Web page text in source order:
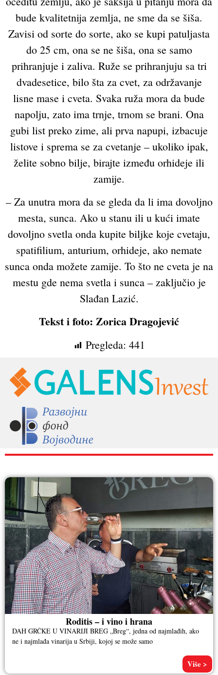
bude kvalitetnija zemlja, ne sme da se šiša.
Zavisi od sorte do sorte, ako se kupi patuljasta
do 25 cm, ona se ne šiša, ona se samo
prihranjuje i zaliva. Ruže se prihranjuju sa tri
dvadesetice, bilo šta za cvet, za održavanje
lisne mase i cveta. Svaka ruža mora da bude
napolju, zato ima trnje, trnom se brani. Ona
gubi list preko zime, ali prva napupi, izbacuje
listove i sprema se za cvetanje – ukoliko ipak,
želite sobno bilje, birajte između orhideje ili
zamije.
– Za unutra mora da se gleda da li ima dovoljno
mesta, sunca. Ako u stanu ili u kući imate
dovoljno svetla onda kupite biljke koje cvetaju,
spatifilium, anturium, orhideje, ako nemate
sunca onda možete zamije. To što ne cveta je na
mestu gde nema svetla i sunca – zaključio je
Slađan Lazić.
Tekst i foto: Zorica Dragojević
Pregleda: 441
RAZNO
Roditis – i vino i hrana
DAH GRČKE U VINARIJI BREG „Breg“, jedna od najmlađih, ako
ne i najmlađa vinarija u Srbiji, kojoj se može samo
Više >